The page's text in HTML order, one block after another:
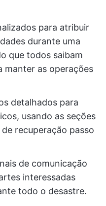
para atribuir
durante uma
que todos saibam
manter as operações
detalhados para
usando as seções
recuperação passo
de comunicação
interessadas
todo o desastre.